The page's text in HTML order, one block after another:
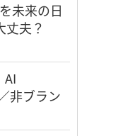
未来の日
丈夫？
非ブラン